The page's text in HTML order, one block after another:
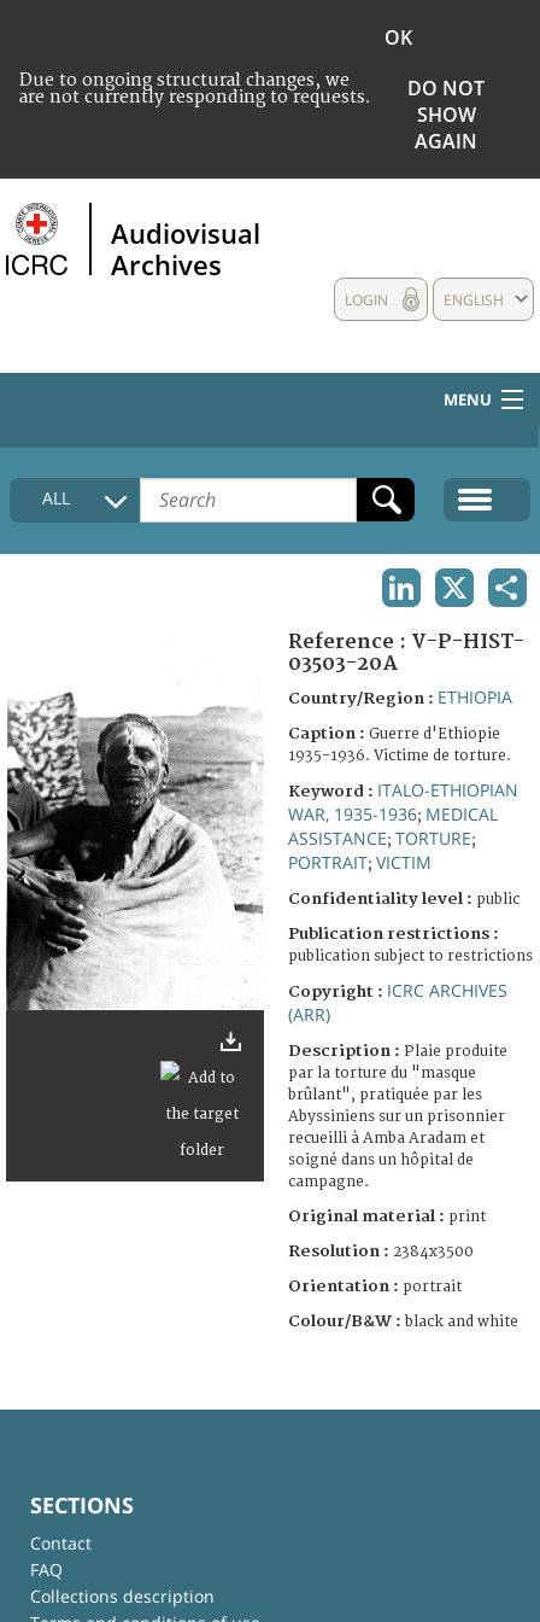
Due to ongoing structural changes, we
are not currently responding to requests.
OK
DO NOT
SHOW
AGAIN
Audiovisual
Archives
ENGLISH
LOGIN
MENU
HOME
COLLECTIONS DESCRIPTION
ALL
Reference : V-P-HIST-
03503-20A
Country/Region : ETHIOPIA
Caption : Guerre d'Ethiopie
1935-1936. Victime de torture.
Keyword : ITALO-ETHIOPIAN
WAR, 1935-1936; MEDICAL
ASSISTANCE; TORTURE;
PORTRAIT; VICTIM
Confidentiality level : public
Publication restrictions :
publication subject to restrictions
Copyright : ICRC ARCHIVES
(ARR)
Description : Plaie produite
par la torture du "masque
brûlant", pratiquée par les
Abyssiniens sur un prisonnier
recueilli à Amba Aradam et
soigné dans un hôpital de
campagne.
Original material : print
Resolution : 2384x3500
Orientation : portrait
Colour/B&W : black and white
SECTIONS
Contact
FAQ
Collections description